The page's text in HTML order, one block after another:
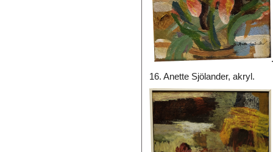
16. Anette Sjölander,